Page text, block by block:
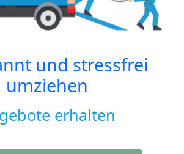
und stressfrei
umziehen
erhalten